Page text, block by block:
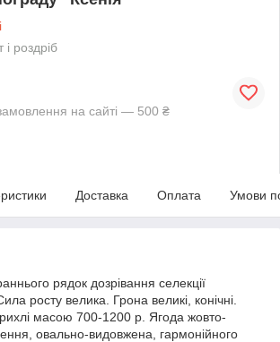
і роздріб
на сайті — 500 ₴
Доставка Оплата Умови
рядок дозрівання селекції
росту велика. Грона великі, конічні.
масою 700-1200 р. Ягода жовто-
овально-видовжена, гармонійного